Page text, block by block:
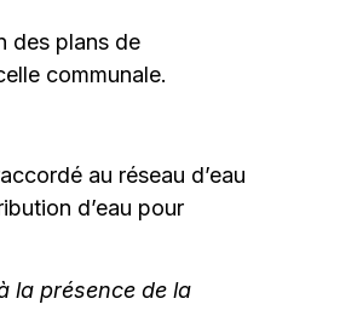
des plans de
communale.
au réseau d’eau
d’eau pour
la présence de la